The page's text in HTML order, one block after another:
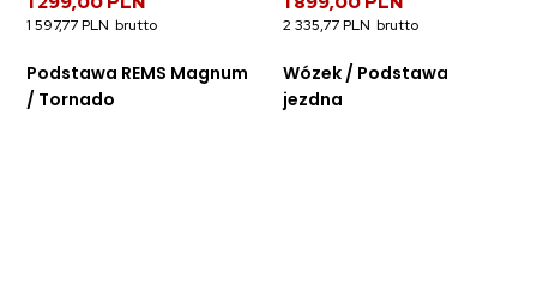
Podstawa REMS Magnum
/ Tornado
1 597,77 PLN
Wózek / Podstawa
jezdna
2 335,77 PLN